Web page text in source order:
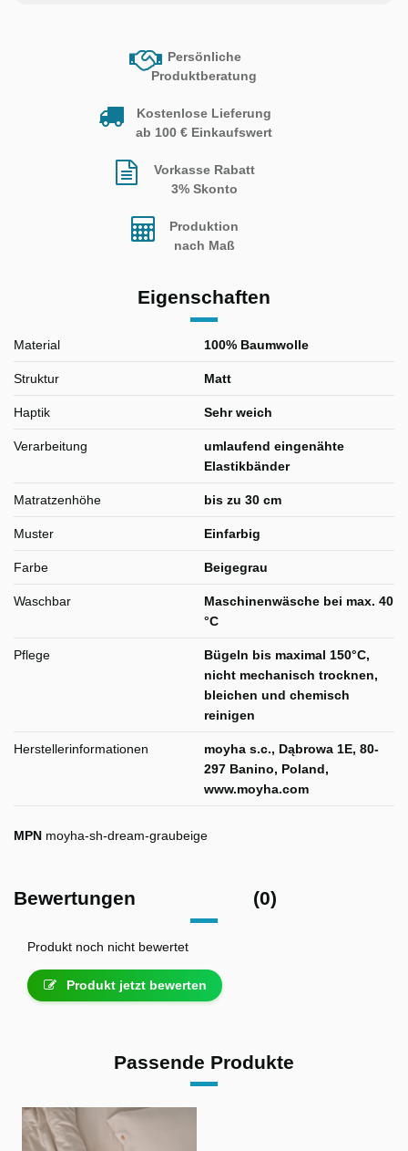
Persönliche
Produktberatung
Kostenlose Lieferung
ab 100 € Einkaufswert
Vorkasse Rabatt
3% Skonto
Produktion
nach Maß
Eigenschaften
Material 100% Baumwolle
Struktur Matt
Haptik Sehr weich
Verarbeitung
umlaufend eingenähte
Elastikbänder
Matratzenhöhe bis zu 30 cm
Muster Einfarbig
Farbe Beigegrau
Waschbar
Maschinenwäsche bei max. 40
°C
Pflege
Bügeln bis maximal 150°C,
nicht mechanisch trocknen,
bleichen und chemisch
reinigen
Herstellerinformationen
moyha s.c., Dąbrowa 1E, 80-
297 Banino, Poland,
www.moyha.com
MPN moyha-sh-dream-graubeige
Bewertungen (0)
Produkt noch nicht bewertet
Produkt jetzt bewerten
Passende Produkte